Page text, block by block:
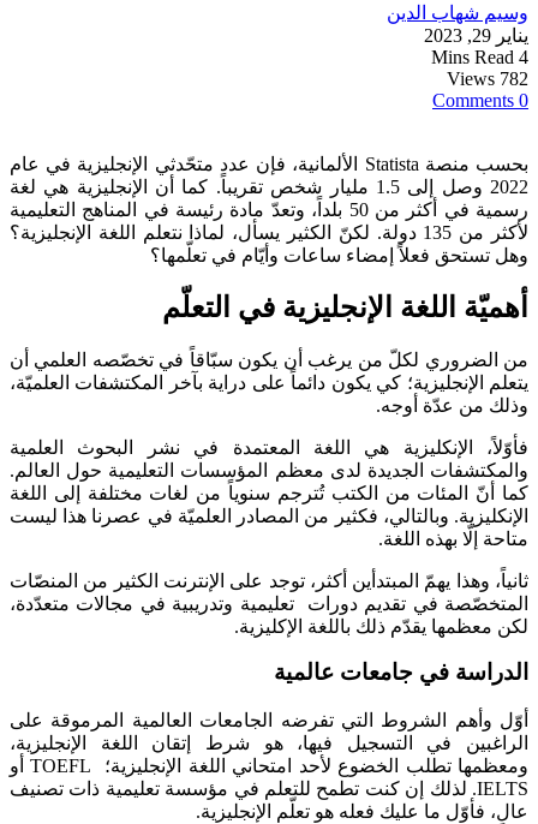
وسيم شهاب الدين
يناير 29, 2023
4 Mins Read
782 Views
0 Comments
بحسب منصة Statista الألمانية، فإن عدد متحّدثي الإنجليزية في عام
2022 وصل إلى 1.5 مليار شخص تقريباً. كما أن الإنجليزية هي لغة
رسمية في أكثر من 50 بلداً، وتعدّ مادة رئيسة في المناهج التعليمية
لأكثر من 135 دولة. لكنّ الكثير يسأل، لماذا نتعلم اللغة الإنجليزية؟
وهل تستحق فعلاً إمضاء ساعات وأيّام في تعلّمها؟
أهميّة اللغة الإنجليزية في التعلّم
من الضروري لكلّ من يرغب أن يكون سبّاقاً في تخصّصه العلمي أن
يتعلم الإنجليزية؛ كي يكون دائماً على دراية بآخر المكتشفات العلميّة،
وذلك من عدّة أوجه.
فأوّلاً، الإنكليزية هي اللغة المعتمدة في نشر البحوث العلمية
والمكتشفات الجديدة لدى معظم المؤسسات التعليمية حول العالم.
كما أنّ المئات من الكتب تُترجم سنوياً من لغات مختلفة إلى اللغة
الإنكليزية. وبالتالي، فكثير من المصادر العلميّة في عصرنا هذا ليست
متاحة إلّا بهذه اللغة.
ثانياً، وهذا يهمّ المبتدأين أكثر، توجد على الإنترنت الكثير من المنصّات
المتخصّصة في تقديم دورات تعليمية وتدريبية في مجالات متعدّدة،
لكن معظمها يقدّم ذلك باللغة الإكليزية.
الدراسة في جامعات عالمية
أوّل وأهم الشروط التي تفرضه الجامعات العالمية المرموقة على
الراغبين في التسجيل فيها، هو شرط إتقان اللغة الإنجليزية،
ومعظمها تطلب الخضوع لأحد امتحاني اللغة الإنجليزية؛ TOEFL أو
IELTS. لذلك إن كنت تطمح للتعلم في مؤسسة تعليمية ذات تصنيف
عالٍ، فأوّل ما عليك فعله هو تعلّم الإنجليزية.